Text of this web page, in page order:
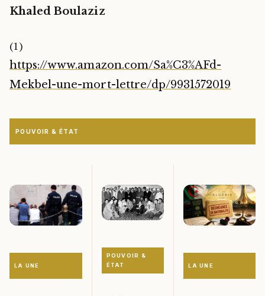
Khaled Boulaziz
(1)
https://www.amazon.com/Sa%C3%AFd-
Mekbel-une-mort-lettre/dp/9931572019
POUVOIR & ÉTAT
LA UNE
POUVOIR &
ÉTAT
LA UNE